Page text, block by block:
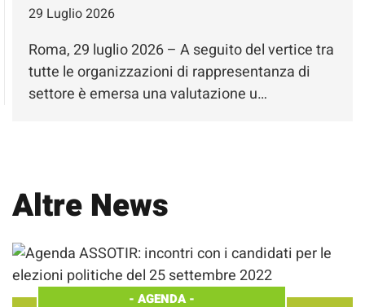
29 Luglio 2026
Roma, 29 luglio 2026 – A seguito del vertice tra
tutte le organizzazioni di rappresentanza di
settore è emersa una valutazione u…
Altre News
- AGENDA-